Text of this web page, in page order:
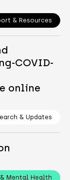
& Resources
COVID-
online
& Updates
Mental Health